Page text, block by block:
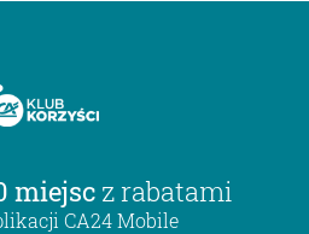
miejsc z rabatami
CA24 Mobile